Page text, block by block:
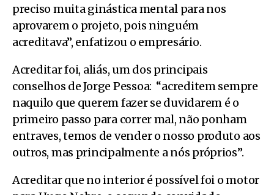
preciso muita ginástica mental para nos
aprovarem o projeto, pois ninguém
acreditava”, enfatizou o empresário.
Acreditar foi, aliás, um dos principais
conselhos de Jorge Pessoa: “acreditem sempre
naquilo que querem fazer se duvidarem é o
primeiro passo para correr mal, não ponham
entraves, temos de vender o nosso produto aos
outros, mas principalmente a nós próprios”.
Acreditar que no interior é possível foi o motor